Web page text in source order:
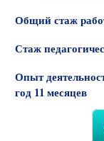
Общий стаж
Стаж
Опыт
год 11 месяцев